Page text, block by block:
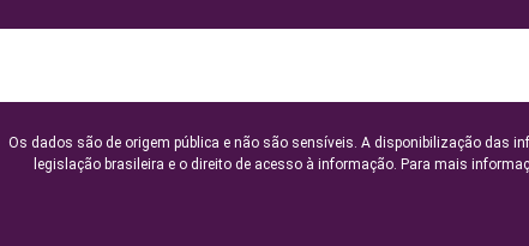
Os dados são de origem pública e não são sensíveis. A disponibilização das
legislação brasileira e o direito de acesso à informação. Para mais